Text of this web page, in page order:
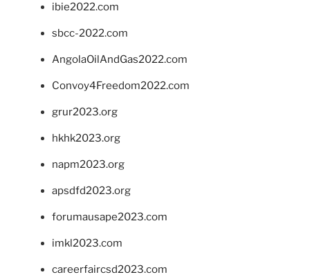
ibie2022.com
sbcc-2022.com
AngolaOilAndGas2022.com
Convoy4Freedom2022.com
grur2023.org
hkhk2023.org
napm2023.org
apsdfd2023.org
forumausape2023.com
imkl2023.com
careerfaircsd2023.com